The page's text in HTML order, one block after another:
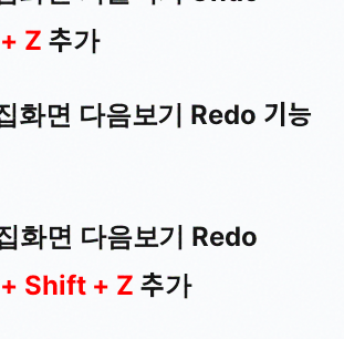
Z 추가
화면 다음보기 Redo 기능
화면 다음보기 Redo
Shift + Z 추가